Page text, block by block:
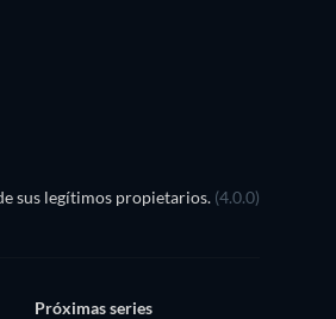
sus legítimos propietarios. (4.0.0)
Próximas series